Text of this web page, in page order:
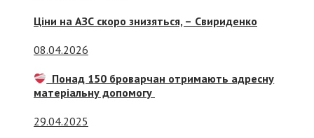
Ціни на АЗС скоро знизяться, – Свириденко
08.04.2026
Понад 150 броварчан отримають адресну
матеріальну допомогу
29.04.2025